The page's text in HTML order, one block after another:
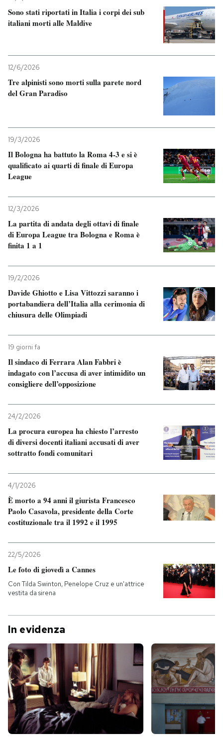
Sono stati riportati in Italia i corpi dei sub
italiani morti alle Maldive
12/6/2026
Tre alpinisti sono morti sulla parete nord
del Gran Paradiso
19/3/2026
Il Bologna ha battuto la Roma 4-3 e si è
qualificato ai quarti di finale di Europa
League
12/3/2026
La partita di andata degli ottavi di finale
di Europa League tra Bologna e Roma è
finita 1 a 1
19/2/2026
Davide Ghiotto e Lisa Vittozzi saranno i
portabandiera dell’Italia alla cerimonia di
chiusura delle Olimpiadi
19 giorni fa
Il sindaco di Ferrara Alan Fabbri è
indagato con l’accusa di aver intimidito un
consigliere dell’opposizione
24/2/2026
La procura europea ha chiesto l’arresto
di diversi docenti italiani accusati di aver
sottratto fondi comunitari
4/1/2026
È morto a 94 anni il giurista Francesco
Paolo Casavola, presidente della Corte
costituzionale tra il 1992 e il 1995
22/5/2026
Le foto di giovedì a Cannes
Con Tilda Swinton, Penelope Cruz e un'attrice
vestita da sirena
In evidenza